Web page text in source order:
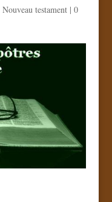
Nouveau testament| 0